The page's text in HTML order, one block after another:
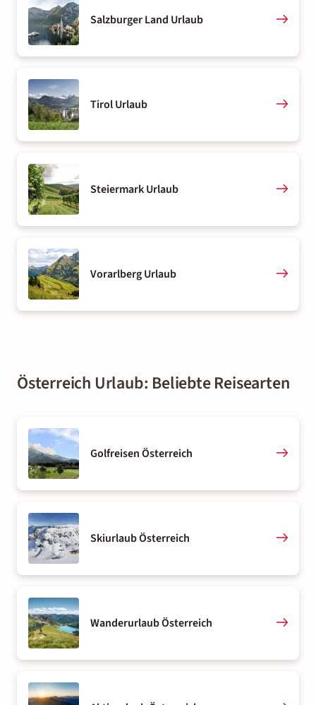
Salzburger Land Urlaub
Tirol Urlaub
Steiermark Urlaub
Vorarlberg Urlaub
Österreich Urlaub: Beliebte Reisearten
Golfreisen Österreich
Skiurlaub Österreich
Wanderurlaub Österreich